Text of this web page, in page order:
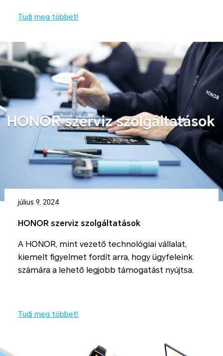
Tudj meg többet!
július 9, 2024
HONOR szerviz szolgáltatások
A HONOR, mint vezető technológiai vállalat,
kiemelt figyelmet fordít arra, hogy ügyfeleink
számára a lehető legjobb támogatást nyújtsa.
Tudj meg többet!